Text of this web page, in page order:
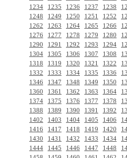
1234
1235 1236 1237 1238
1248
1249 1250 1251 1252
1262
1263 1264 1265 1266
1276
1277 1278 1279 1280
1290
1291 1292 1293 1294
1304
1305 1306 1307 1308
1318
1319 1320 1321 1322
1332
1333 1334 1335 1336
1346
1347 1348 1349 1350
1360
1361 1362 1363 1364
1374
1375 1376 1377 1378
1388
1389 1390 1391 1392
1402
1403 1404 1405 1406
1416
1417 1418 1419 1420
1430
1431 1432 1433 1434
1444
1445 1446 1447 1448